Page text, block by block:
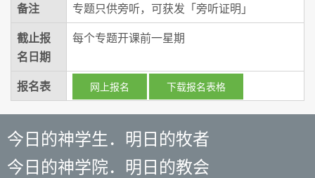
备注 专题只供旁听，可获发「旁听证明」
截止报
名日期
每个专题开课前一星期
报名表 网上报名 下载报名表格
今日的神学生．明日的牧者
今日的神学院．明日的教会